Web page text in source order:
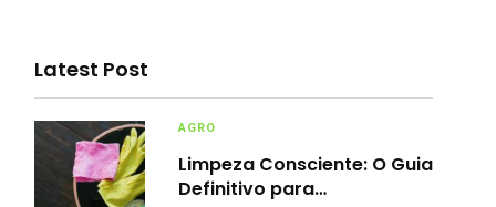
Latest Post
AGRO
Limpeza Consciente: O Guia
Definitivo para…